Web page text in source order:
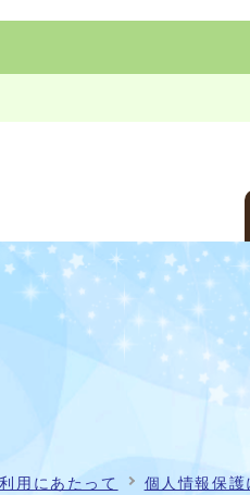
用にあたって 個人情報保護